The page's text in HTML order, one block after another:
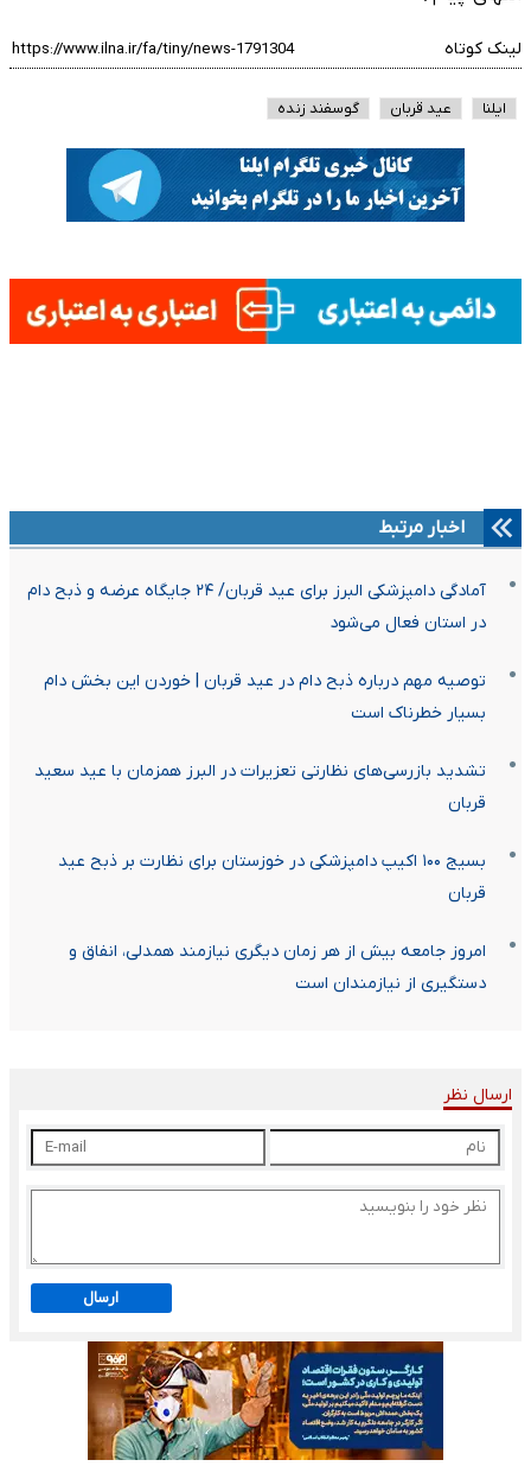
لینک کوتاه
ایلنا عید قربان گوسفند زنده
اخبار مرتبط
آمادگی دامپزشکی البرز برای عید قربان/ ۲۴ جایگاه عرضه و ذبح دام
در استان فعال می‌شود
توصیه‌ مهم درباره ذبح دام در عید قربان | خوردن این بخش دام
بسیار خطرناک است
تشدید بازرسی‌های نظارتی تعزیرات در البرز همزمان با عید سعید
قربان
بسیج ۱۰۰ اکیپ دامپزشکی در خوزستان برای نظارت بر ذبح عید
قربان
امروز جامعه بیش از هر زمان دیگری نیازمند همدلی، انفاق و
دستگیری از نیازمندان است
ارسال نظر
ارسال